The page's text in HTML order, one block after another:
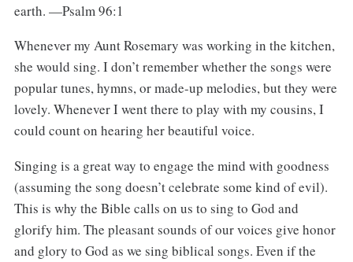
earth. —Psalm 96:1
Whenever my Aunt Rosemary was working in the kitchen,
she would sing. I don’t remember whether the songs were
popular tunes, hymns, or made-up melodies, but they were
lovely. Whenever I went there to play with my cousins, I
could count on hearing her beautiful voice.
Singing is a great way to engage the mind with goodness
(assuming the song doesn’t celebrate some kind of evil).
This is why the Bible calls on us to sing to God and
glorify him. The pleasant sounds of our voices give honor
and glory to God as we sing biblical songs. Even if the